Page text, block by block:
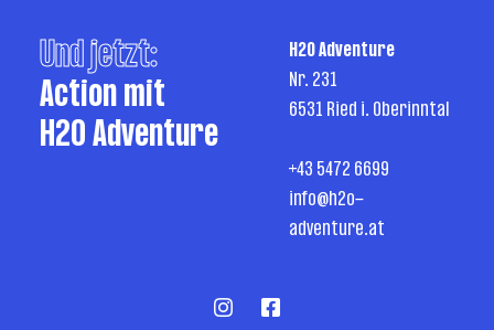
Und jetzt:
Action mit
H2O Adventure
H2O Adventure
Nr. 231
6531 Ried i. Oberinntal
+43 5472 6699
info@h2o-
adventure.at